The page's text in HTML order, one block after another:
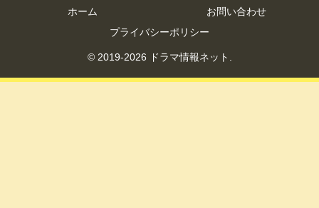
ホーム
お問い合わせ
プライバシーポリシー
© 2019-2026 ドラマ情報ネット.